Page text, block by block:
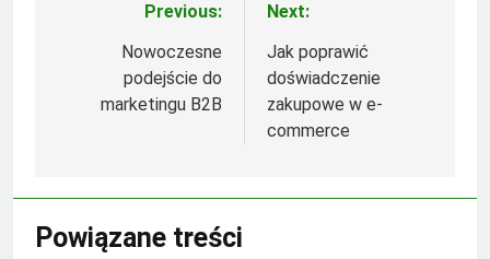
Nawigacja
wpisu
Previous:
Nowoczesne
podejście do
marketingu B2B
Next:
Jak poprawić
doświadczenie
zakupowe w e-
commerce
Powiązane treści